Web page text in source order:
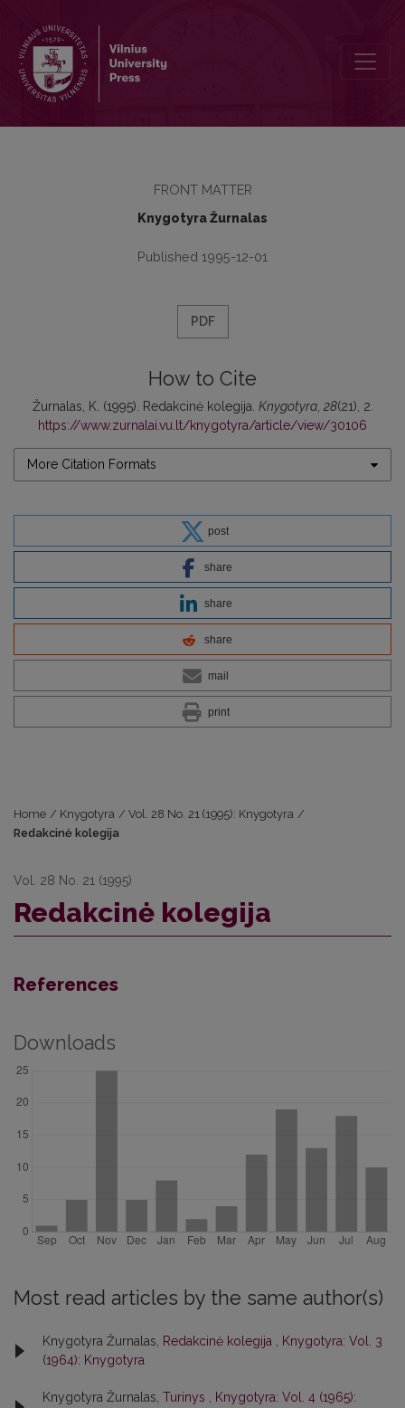
FRONT MATTER
Knygotyra Žurnalas
Published 1995-12-01
PDF
How to Cite
Žurnalas, K. (1995). Redakcinė kolegija. Knygotyra, 28(21), 2.
https://www.zurnalai.vu.lt/knygotyra/article/view/30106
More Citation Formats
post
share
share
share
mail
print
Home / Knygotyra / Vol. 28 No. 21 (1995): Knygotyra /
Redakcinė kolegija
Vol. 28 No. 21 (1995)
Redakcinė kolegija
References
Downloads
Most read articles by the same author(s)
Knygotyra Žurnalas, Redakcinė kolegija
Knygotyra: Vol. 3
(1964): Knygotyra
Knygotyra Žurnalas, Turinys
Knygotyra: Vol. 4 (1965):